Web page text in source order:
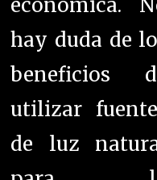
económica.
hay duda de
beneficios
utilizar
de luz